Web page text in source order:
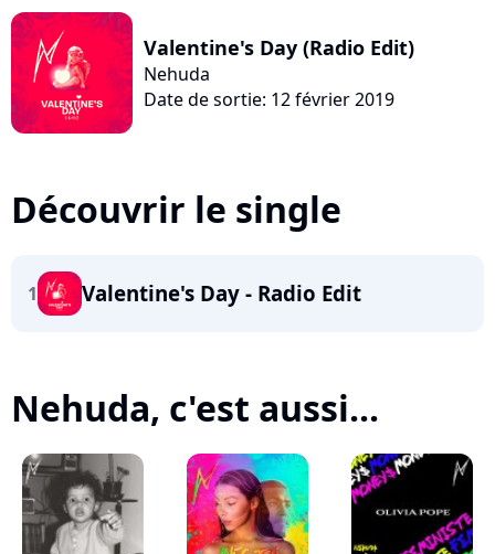
Valentine's Day (Radio Edit)
Nehuda
Date de sortie: 12 février 2019
Découvrir le single
1 Valentine's Day - Radio Edit
Nehuda, c'est aussi...